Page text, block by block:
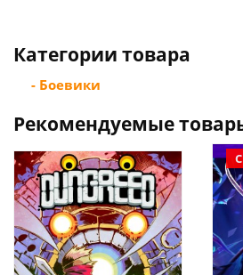
Категории товара
- Боевики
Рекомендуемые